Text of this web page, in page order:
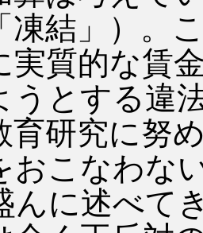
凍結」）。
実質的な賃
うとする違
育研究に努
おこなわな
んに述べて